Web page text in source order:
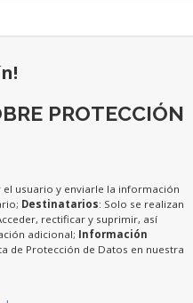
PROTECCIÓN
usuario y enviarle la información
Destinatarios: Solo se realizan
rectificar y suprimir, así
adicional; Información
de Protección de Datos en nuestra